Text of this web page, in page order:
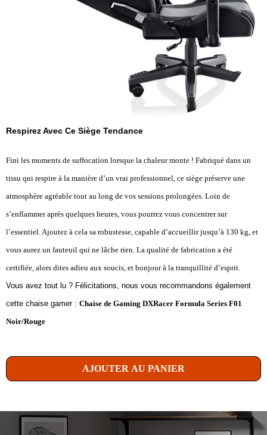
Respirez Avec Ce Siège Tendance
Fini les moments de suffocation lorsque la chaleur monte ! Fabriqué dans un
tissu qui respire à la manière d’un vrai professionnel, ce siège préserve une
atmosphère agréable tout au long de vos sessions prolongées. Loin de
s’enflammer après quelques heures, vous pourrez vous concentrer sur
l’essentiel. Ajoutez à cela sa robustesse, capable d’accueillir jusqu’à 130 kg, et
vous aurez un fauteuil qui ne lâche rien. La qualité de fabrication a été
certifiée, alors dites adieu aux soucis, et bonjour à la tranquillité d’esprit.
Vous avez tout lu ? Félicitations, nous vous recommandons également
cette chaise gamer : Chaise de Gaming DXRacer Formula Series F01
Noir/Rouge
AJOUTER AU PANIER